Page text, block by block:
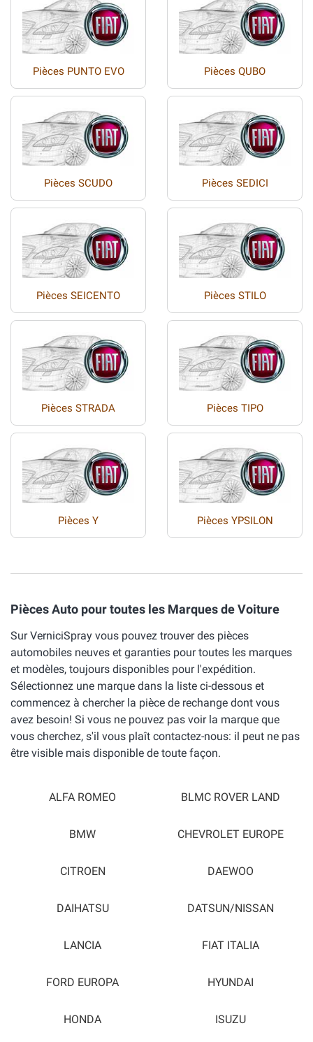
Pièces PUNTO EVO Pièces QUBO
Pièces SCUDO Pièces SEDICI
Pièces SEICENTO Pièces STILO
Pièces STRADA Pièces TIPO
Pièces Y Pièces YPSILON
Pièces Auto pour toutes les Marques de Voiture
Sur VerniciSpray vous pouvez trouver des pièces
automobiles neuves et garanties pour toutes les marques
et modèles, toujours disponibles pour l'expédition.
Sélectionnez une marque dans la liste ci-dessous et
commencez à chercher la pièce de rechange dont vous
avez besoin! Si vous ne pouvez pas voir la marque que
vous cherchez, s'il vous plaît contactez-nous: il peut ne pas
être visible mais disponible de toute façon.
ALFA ROMEO BLMC ROVER LAND
BMW CHEVROLET EUROPE
CITROEN DAEWOO
DAIHATSU DATSUN/NISSAN
LANCIA FIAT ITALIA
FORD EUROPA HYUNDAI
HONDA ISUZU